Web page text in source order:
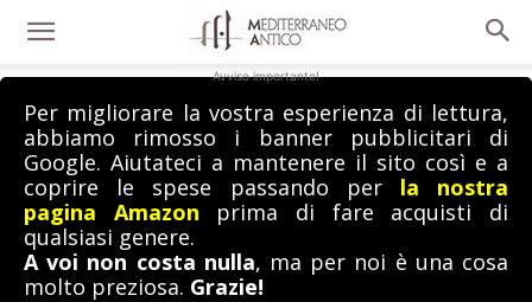
Avviso importante!
Per migliorare la vostra esperienza di lettura,
abbiamo rimosso i banner pubblicitari di
Google. Aiutateci a mantenere il sito così e a
coprire le spese passando per la nostra
pagina Amazon prima di fare acquisti di
qualsiasi genere.
A voi non costa nulla, ma per noi è una cosa
molto preziosa. Grazie!